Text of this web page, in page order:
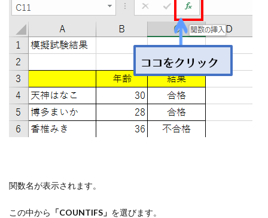
関数名が表示されます。
この中から 「COUNTIFS」 を選びます。